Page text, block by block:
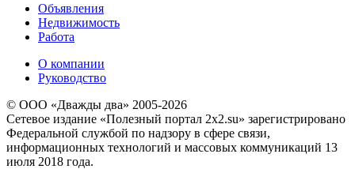
Объявления
Недвижимость
Работа
О компании
Руководство
© ООО «Дважды два» 2005-2026
Сетевое издание «Полезный портал 2x2.su» зарегистрировано
Федеральной службой по надзору в сфере связи,
информационных технологий и массовых коммуникаций 13
июля 2018 года.